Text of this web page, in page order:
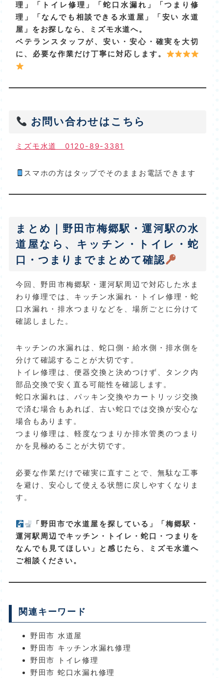
理」「トイレ修理」「蛇口水漏れ」「つまり修
理」「なんでも相談できる水道屋」「安い 水道
屋」をお探しなら、ミズモ水道へ。
ベテランスタッフが、安い・安心・確実を大切
に、必要な作業だけ丁寧に対応します。
お問い合わせはこちら
ミズモ水道 0120-89-3381
スマホの方はタップでそのままお電話できます
まとめ｜野田市梅郷駅・運河駅の水
道屋なら、キッチン・トイレ・蛇
口・つまりまでまとめて確認
今回、野田市梅郷駅・運河駅周辺で対応した水ま
わり修理では、キッチン水漏れ・トイレ修理・蛇
口水漏れ・排水つまりなどを、場所ごとに分けて
確認しました。
キッチンの水漏れは、蛇口側・給水側・排水側を
分けて確認することが大切です。
トイレ修理は、便器交換と決めつけず、タンク内
部品交換で安く直る可能性を確認します。
蛇口水漏れは、パッキン交換やカートリッジ交換
で済む場合もあれば、古い蛇口では交換が安心な
場合もあります。
つまり修理は、軽度なつまりか排水管奥のつまり
かを見極めることが大切です。
必要な作業だけで確実に直すことで、無駄な工事
を避け、安心して使える状態に戻しやすくなりま
す。
「野田市で水道屋を探している」「梅郷駅・
運河駅周辺でキッチン・トイレ・蛇口・つまりを
なんでも見てほしい」と感じたら、ミズモ水道へ
ご相談ください。
関連キーワード
野田市 水道屋
野田市 キッチン水漏れ修理
野田市 トイレ修理
野田市 蛇口水漏れ修理